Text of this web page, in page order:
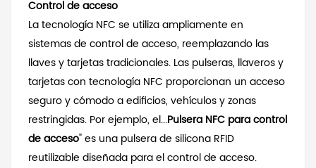
Control de acceso
La tecnología NFC se utiliza ampliamente en
sistemas de control de acceso, reemplazando las
llaves y tarjetas tradicionales. Las pulseras, llaveros y
tarjetas con tecnología NFC proporcionan un acceso
seguro y cómodo a edificios, vehículos y zonas
restringidas. Por ejemplo, el...Pulsera NFC para control
de acceso" es una pulsera de silicona RFID
reutilizable diseñada para el control de acceso.